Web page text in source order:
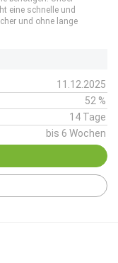
eine schnelle und
und ohne lange
11.12.2025
52 %
14 Tage
bis 6 Wochen